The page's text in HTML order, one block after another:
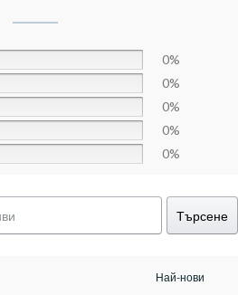
0%
0%
0%
0%
0%
Търсене